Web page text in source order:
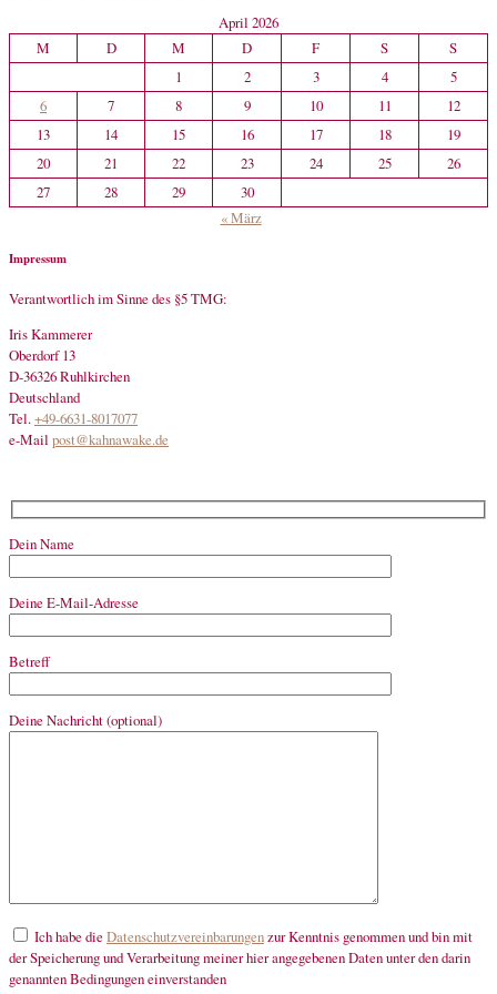
April 2026
M
D M D F S
S
1
2 3 4
5
6
7 8 9 10 11
12
13
14 15 16 17 18
19
20
21 22 23 24 25
26
27
28 29
30
« März
Impressum
Verantwortlich im Sinne des §5 TMG:
Iris Kammerer
Oberdorf 13
D-36326 Ruhlkirchen
Deutschland
Tel.+49-6631-8017077
e-Mail post@kahnawake.de
Dein Name
Deine E-Mail-Adresse
Betreff
Deine Nachricht (optional)
Ich habe dieDatenschutzvereinbarungenzur Kenntnis genommen und bin mit
der Speicherung und Verarbeitung meiner hier angegebenen Daten unter den darin
genannten Bedingungen einverstanden